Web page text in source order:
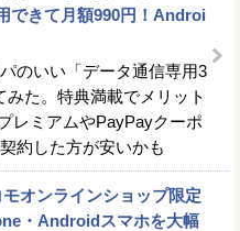
できて月額990円！Androi
のいい「データ通信専用3
た。特典満載でメリット
レミアムやPayPayクーポ
約した方が安いかも
オンラインショップ限定
・Androidスマホを大幅